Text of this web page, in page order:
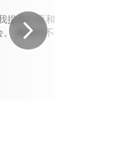
提高口语和书面表
我绝对不会错过